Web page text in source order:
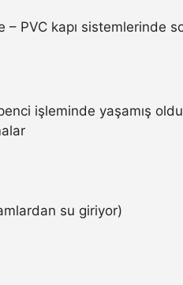
PVC kapı sistemlerinde
işleminde yaşamış
su giriyor)